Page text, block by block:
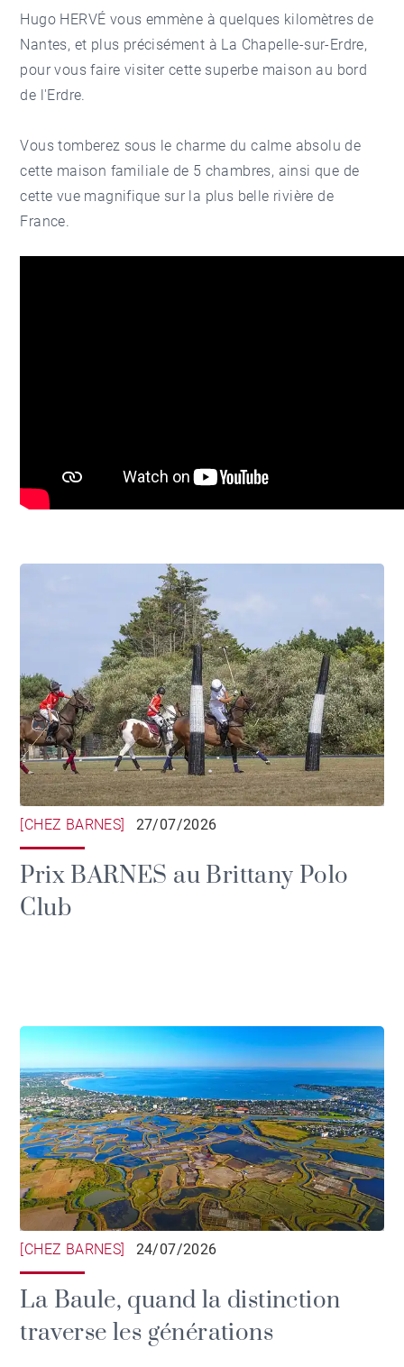
Hugo HERVÉ vous emmène à quelques kilomètres de
Nantes, et plus précisément à La Chapelle-sur-Erdre,
pour vous faire visiter cette superbe maison au bord
de l'Erdre.
Vous tomberez sous le charme du calme absolu de
cette maison familiale de 5 chambres, ainsi que de
cette vue magnifique sur la plus belle rivière de
France.
[CHEZ BARNES] 27/07/2026
Prix BARNES au Brittany Polo
Club
[CHEZ BARNES] 24/07/2026
La Baule, quand la distinction
traverse les générations